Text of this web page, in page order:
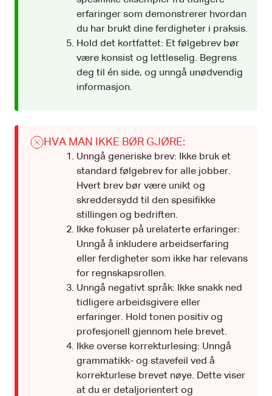
erfaringer som demonstrerer hvordan
du har brukt dine ferdigheter i praksis.
Hold det kortfattet: Et følgebrev bør
være konsist og lettleselig. Begrens
deg til én side, og unngå unødvendig
informasjon.
HVA MAN IKKE BØR GJØRE:
Unngå generiske brev: Ikke bruk et
standard følgebrev for alle jobber.
Hvert brev bør være unikt og
skreddersydd til den spesifikke
stillingen og bedriften.
Ikke fokuser på urelaterte erfaringer:
Unngå å inkludere arbeidserfaring
eller ferdigheter som ikke har relevans
for regnskapsrollen.
Unngå negativt språk: Ikke snakk ned
tidligere arbeidsgivere eller
erfaringer. Hold tonen positiv og
profesjonell gjennom hele brevet.
Ikke overse korrekturlesing: Unngå
grammatikk- og stavefeil ved å
korrekturlese brevet nøye. Dette viser
at du er detaljorientert og